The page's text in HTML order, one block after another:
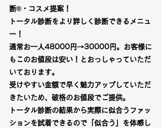
断®︎・コスメ提案！
トータル診断をより詳しく診断できるメニュ
ー！
通常お一人48000円→30000円。お客様に
もこのお値段は安い！とおっしゃっていただ
いております。
受けやすい金額で早く魅力アップしていただ
きたいため、破格のお値段でご提供。
トータル診断の結果から実際に似合うファッ
ションを試着できるので「似合う」を体感し